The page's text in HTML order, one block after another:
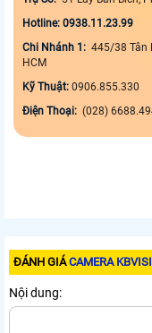
Hotline: 0938.11.23.99
Chi Nhánh 1: 445/38 Tân
HCM
Kỹ Thuật: 0906.855.330
Điện Thoại: (028)
ĐÁNH GIÁCAMERA
Nội dung: